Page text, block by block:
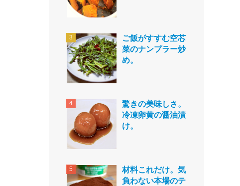
ご飯がすすむ空芯
菜のナンプラー炒
め。
驚きの美味しさ。
冷凍卵黄の醤油漬
け。
材料これだけ。気
負わない本場のテ